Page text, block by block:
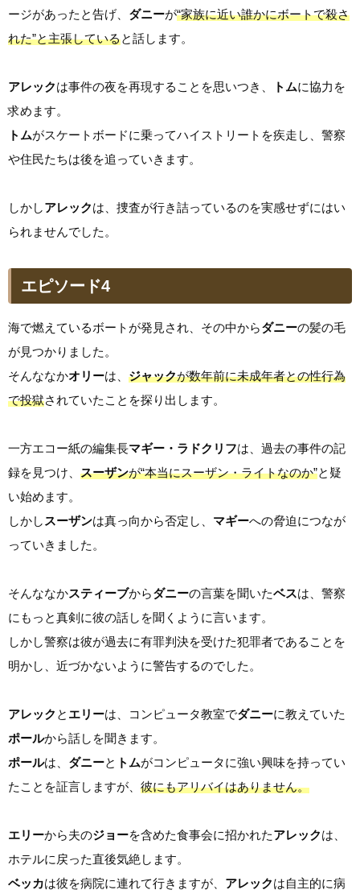
ージがあったと告げ、 ダニーが“家族に近い誰かにボートで殺さ
れた”と主張していると話します。
アレックは事件の夜を再現することを思いつき、 トムに協力を
求めます。
トムがスケートボードに乗ってハイストリートを疾走し、警察
や住民たちは後を追っていきます。
しかしアレックは、捜査が行き詰っているのを実感せずにはい
られませんでした。
エピソード4
海で燃えているボートが発見され、その中からダニーの髪の毛
が見つかりました。
そんななかオリーは、 ジャックが数年前に未成年者との性行為
で投獄されていたことを探り出します。
一方エコー紙の編集長マギー・ラドクリフは、過去の事件の記
録を見つけ、 スーザンが“本当にスーザン・ライトなのか”と疑
い始めます。
しかし スーザンは真っ向から否定し、 マギーへの脅迫につなが
っていきました。
そんななかスティーブからダニーの言葉を聞いたベスは、警察
にもっと真剣に彼の話しを聞くように言います。
しかし警察は彼が過去に有罪判決を受けた犯罪者であることを
明かし、近づかないように警告するのでした。
アレック と エリーは、コンピュータ教室でダニーに教えていた
ポールから話しを聞きます。
ポールは、 ダニーと トムがコンピュータに強い興味を持ってい
たことを証言しますが、 彼にもアリバイはありません。
エリーから夫のジョーを含めた食事会に招かれたアレックは、
ホテルに戻った直後気絶します。
ベッカは彼を病院に連れて行きますが、 アレックは自主的に病